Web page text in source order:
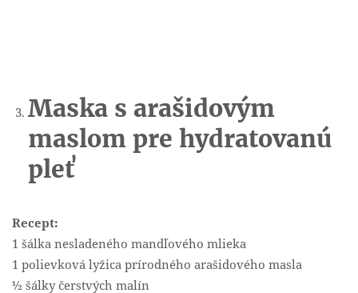
Maska s arašidovým
maslom pre hydratovanú
pleť
Recept:
1 šálka nesladeného mandľového mlieka
1 polievková lyžica prírodného arašidového masla
½ šálky čerstvých malín